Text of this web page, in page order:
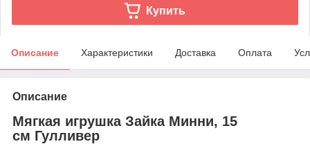
Купить
Описание Характеристики Доставка Оплата
Описание
Мягкая игрушка Зайка Минни, 15
см Гулливер